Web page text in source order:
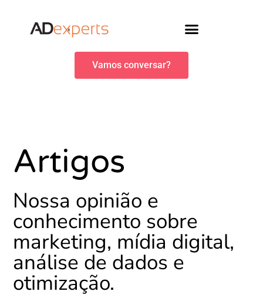
Vamos conversar?
Artigos
Nossa opinião e
conhecimento sobre
marketing, mídia digital,
análise de dados e
otimização.